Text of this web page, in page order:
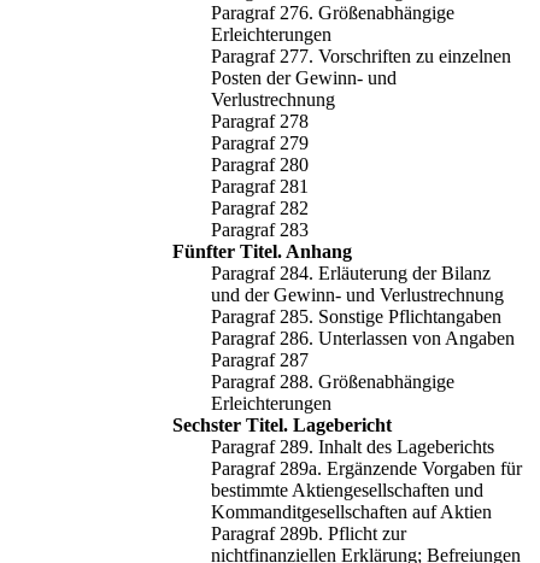
Paragraf 276. Größenabhängige
Erleichterungen
Paragraf 277. Vorschriften zu einzelnen
Posten der Gewinn- und
Verlustrechnung
Paragraf 278
Paragraf 279
Paragraf 280
Paragraf 281
Paragraf 282
Paragraf 283
Fünfter Titel. Anhang
Paragraf 284. Erläuterung der Bilanz
und der Gewinn- und Verlustrechnung
Paragraf 285. Sonstige Pflichtangaben
Paragraf 286. Unterlassen von Angaben
Paragraf 287
Paragraf 288. Größenabhängige
Erleichterungen
Sechster Titel. Lagebericht
Paragraf 289. Inhalt des Lageberichts
Paragraf 289a. Ergänzende Vorgaben für
bestimmte Aktiengesellschaften und
Kommanditgesellschaften auf Aktien
Paragraf 289b. Pflicht zur
nichtfinanziellen Erklärung; Befreiungen